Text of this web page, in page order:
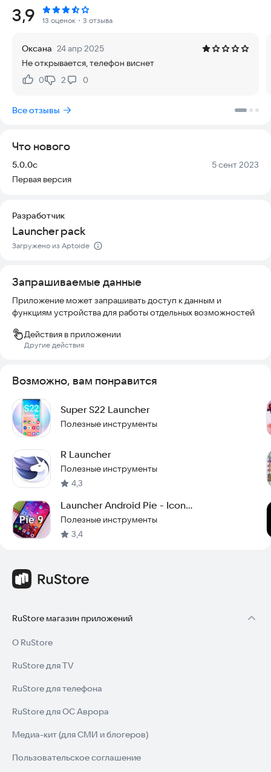
Быстрый серфинг по вашему телефону
Меняйте макеты, темы, обои и иконки. Скрывайте
виджетов.
Ключевые функции:
Интерфейс i Launcher вдохновлён iOS 12 и поддерживает
Персонализация
индивидуальные обои, темы, иконки и анимацию. Настройте
позволяет легко перемещаться по экрану.
Умный поиск
Приложения и функции подстраиваются под ваш стиль
использования. Это помогает быстрее находить нужные
вещи.
функции всегда под рукой.
Конфиденциальность
Скрывайте значки приложений, чтобы они не отвлекали.
Быстрый и плавный
Оптимизирован для высокой производительности. Работает
гладко и быстро.
Маленький и легкий
Одно из самых компактных приложений с полным
функционалом.
Резервное копирование/восстановление
Установите i Launcher и сделайте свой экран уникальным!
Рейтинг:
3,9 13 оценок ・3 отзыва
Оксана 24 апр 2025
Не открывается, телефон виснет
Нравится:
0Не нравится:
2 0
Все отзывы
Что нового
Версия:
5.0.0c Дата:
5 сент 2023
Первая версия
Разработчик
Launcher pack
Загружено из Aptoide
Запрашиваемые данные
Приложение может запрашивать доступ к данным и
функциям устройства для работы отдельных возможностей
Действия в приложении
Другие действия
Возможно, вам понравится
Super S22 Launcher
Полезные инструменты
R Launcher
Полезные инструменты
4,3
Launcher Android Pie - Icon
Pack,Wallpapers,Themes
Полезные инструменты
3,4
RuStore магазин приложений
О RuStore
RuStore для TV
RuStore для телефона
RuStore для ОС Аврора
Медиа-кит (для СМИ и блогеров)
Пользовательское соглашение